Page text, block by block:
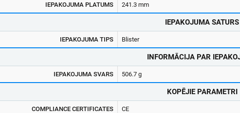
IEPAKOJUMA PLATUMS 241.3 mm
IEPAKOJUMA SATURS
IEPAKOJUMA TIPS Blister
INFORMĀCIJA PAR
IEPAKOJUMA SVARS 506.7 g
KOPĒJIE PARAMETRI
COMPLIANCE CERTIFICATES CE